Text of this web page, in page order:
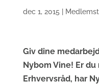
dec 1, 2015
Giv dine
Nybom Vine! Er
Erhvervsråd, har